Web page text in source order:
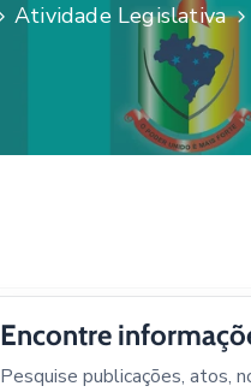
Atividade Legislativa
Encontre
Pesquise publicações, atos,